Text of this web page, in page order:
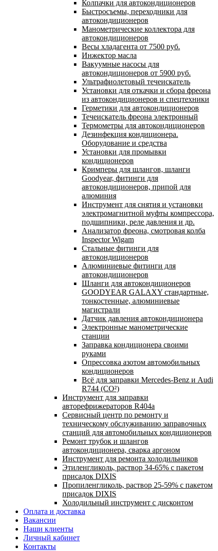
Колпачки для автокондиционеров
Быстросъемы, переходники для
автокондиционеров
Манометрические коллектора для
автокондиционеров
Весы хладагента от 7500 руб.
Инжектор масла
Вакуумные насосы для
автокондиционеров от 5900 руб.
Ультрафиолетовый течеискатель
Установки для откачки и сбора фреона
из автокондиционеров и спецтехники
Герметики для автокондиционеров
Течеискатель фреона электронный
Термометры для автокондиционеров
Дезинфекция кондиционера.
Оборудование и средства
Установки для промывки
кондиционеров
Кримперы для шлангов, шланги
Goodyear, фитинги для
автокондиционеров, припой для
алюминия
Инструмент для снятия и установки
электромагнитной муфты компрессора,
подшипники, реле давления и др.
Анализатор фреона, смотровая колба
Inspector Wigam
Стальные фитинги для
автокондиционеров
Алюминиевые фитинги для
автокондиционеров
Шланги для автокондиционеров
GOODYEAR GALAXY стандартные,
тонкостенные, алюминиевые
магистрали
Датчик давления автокондиционера
Электронные манометрические
станции
Заправка кондиционера своими
руками
Опрессовка азотом автомобильных
кондиционеров
Всё для заправки Mercedes-Benz и Audi
R744 (CO²)
Инструмент для заправки
авторефрижераторов R404a
Сервисный центр по ремонту и
техническому обслуживанию заправочных
станций для автомобильных кондиционеров
Ремонт трубок и шлангов
автокондиционера, сварка аргоном
Инструмент для ремонта холодильников
Этиленгликоль, раствор 34-65% с пакетом
присадок DIXIS
Пропиленгликоль, раствор 25-59% с пакетом
присадок DIXIS
Холодильный инструмент с дисконтом
Оплата и доставка
Вакансии
Наши клиенты
Личный кабинет
Контакты